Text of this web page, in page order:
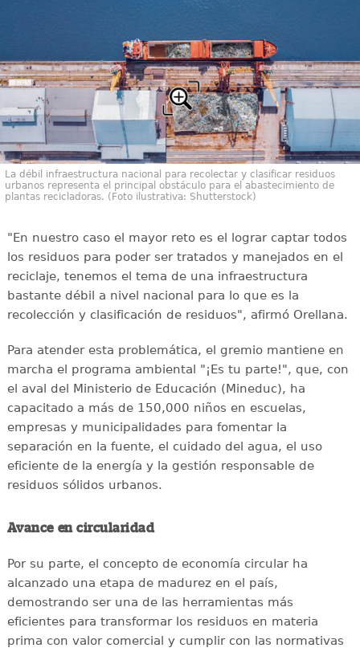
La débil infraestructura nacional para recolectar y clasificar residuos
urbanos representa el principal obstáculo para el abastecimiento de
plantas recicladoras. (Foto ilustrativa: Shutterstock)
"En nuestro caso el mayor reto es el lograr captar todos
los residuos para poder ser tratados y manejados en el
reciclaje, tenemos el tema de una infraestructura
bastante débil a nivel nacional para lo que es la
recolección y clasificación de residuos", afirmó Orellana.
Para atender esta problemática, el gremio mantiene en
marcha el programa ambiental "¡Es tu parte!", que, con
el aval del Ministerio de Educación (Mineduc), ha
capacitado a más de 150,000 niños en escuelas,
empresas y municipalidades para fomentar la
separación en la fuente, el cuidado del agua, el uso
eficiente de la energía y la gestión responsable de
residuos sólidos urbanos.
Avance en circularidad
Por su parte, el concepto de economía circular ha
alcanzado una etapa de madurez en el país,
demostrando ser una de las herramientas más
eficientes para transformar los residuos en materia
prima con valor comercial y cumplir con las normativas